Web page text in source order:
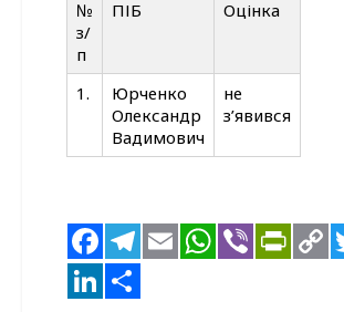
№
з/
п
ПІБ Оцінка
1.
Юрченко
Олександр
Вадимович
не
з’явився
Facebook
Telegram
EmailViber
LinkedIn